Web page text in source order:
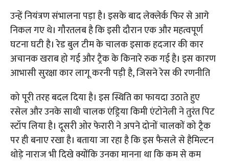
उन्हें नियंत्रण संभालना पड़ा है। इसके बाद लेक्लेर्क फिर से आगे
निकल गए थे। गौरतलब है कि इसी दौरान एक और महत्वपूर्ण
घटना घटी है। रेड बुल टीम के चालक इसाक हदजार की कार
अचानक खराब हो गई और ट्रैक के किनारे रुक गई है। इस कारण
आभासी सुरक्षा कार लागू करनी पड़ी है, जिसने रेस की रणनीति
को पूरी तरह बदल दिया है। इस स्थिति का फायदा उठाते हुए
रसेल और उनके साथी चालक एंड्रिया किमी एंटोनेली ने तुरंत पिट
स्टॉप लिया है। दूसरी ओर फेरारी ने अपने दोनों चालकों को ट्रैक
पर ही बनाए रखा है। बताया जा रहा है कि इस फैसले से हैमिल्टन
थोड़े नाराज भी दिखे क्योंकि उनका मानना था कि कम से कम